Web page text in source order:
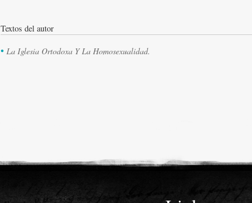
La Iglesia Ortodoxa Y La Homosexualidad.